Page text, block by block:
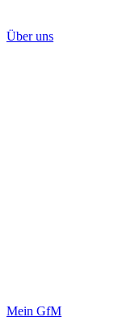
Über uns
Mein GfM